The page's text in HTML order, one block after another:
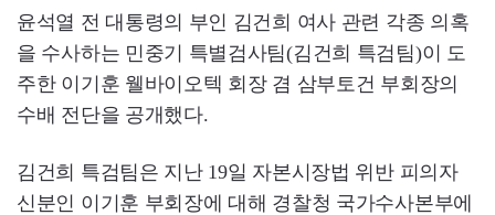
윤석열 전 대통령의 부인 김건희 여사 관련 각종 의혹
을 수사하는 민중기 특별검사팀(김건희 특검팀)이 도
주한 이기훈 웰바이오텍 회장 겸 삼부토건 부회장의
수배 전단을 공개했다.
김건희 특검팀은 지난 19일 자본시장법 위반 피의자
신분인 이기훈 부회장에 대해 경찰청 국가수사본부에